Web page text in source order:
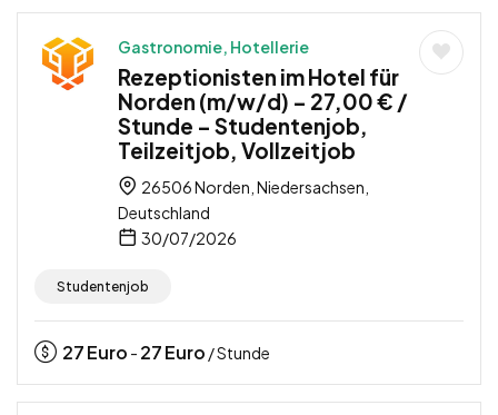
Gastronomie, Hotellerie
Rezeptionisten im Hotel für
Norden (m/w/d) – 27,00 € /
Stunde – Studentenjob,
Teilzeitjob, Vollzeitjob
26506 Norden, Niedersachsen,
Deutschland
30/07/2026
Studentenjob
27Euro - 27Euro / Stunde